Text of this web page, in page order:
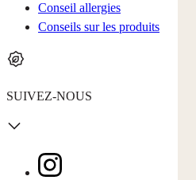
Conseil allergies
Conseils sur les produits
SUIVEZ-NOUS